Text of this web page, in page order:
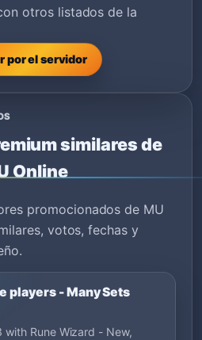
otros listados de la
por el servidor
similares de
Online
promocionados de MU
votos, fechas y
players - Many Sets
Rune Wizard - New,